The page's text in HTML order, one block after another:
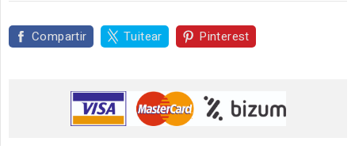
Compartir Tuitear Pinterest